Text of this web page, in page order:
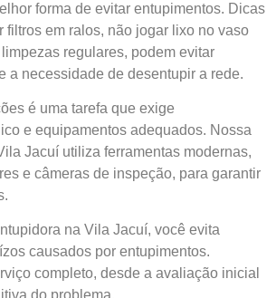
forma de evitar entupimentos. Dicas
filtros em ralos, não jogar lixo no vaso
regulares, podem evitar
a necessidade de desentupir a rede.
é uma tarefa que exige
e equipamentos adequados. Nossa
Jacuí utiliza ferramentas modernas,
e câmeras de inspeção, para garantir
na Vila Jacuí, você evita
causados por entupimentos.
completo, desde a avaliação inicial